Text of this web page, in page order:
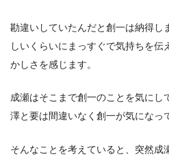
勘違いしていたんだと創一は納得し
しいくらいにまっすぐで気持ちを
かしさを感じます。
成瀬はそこまで創一のことを気にし
澤と要は間違いなく創一が気になっ
そんなことを考えていると、突然成